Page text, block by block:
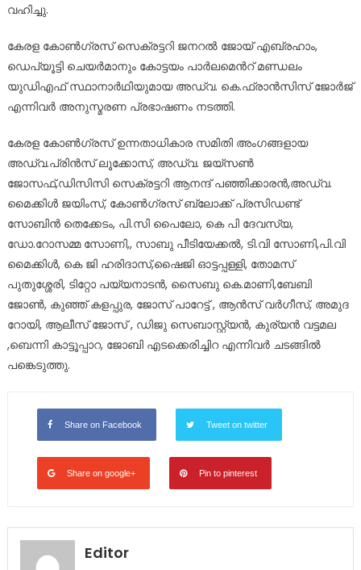
വഹിച്ചു.
കേരള കോൺഗ്രസ് സെക്രട്ടറി ജനറൽ ജോയ് എബ്രഹാം,
ഡെപ്യൂട്ടി ചെയർമാനും കോട്ടയം പാർലമെൻറ് മണ്ഡലം
യുഡിഎഫ് സ്ഥാനാർഥിയുമായ അഡ്വ. കെ.ഫ്രാൻസിസ് ജോർജ്
എന്നിവർ അനുസ്മരണ പ്രഭാഷണം നടത്തി.
കേരള കോൺഗ്രസ് ഉന്നതാധികാര സമിതി അംഗങ്ങളായ
അഡ്വ.പ്രിൻസ് ലൂക്കോസ്, അഡ്വ. ജയ്സൺ
ജോസഫ്,ഡിസിസി സെക്രട്ടറി ആനന്ദ് പഞ്ഞിക്കാരൻ,അഡ്വ.
മൈക്കിൾ ജയിംസ്, കോൺഗ്രസ് ബ്ലോക്ക് പ്രസിഡണ്ട്
സോബിൻ തെക്കേടം, പി.സി പൈലോ, കെ പി ദേവസ്യ,
ഡോ.റോസമ്മ സോണി,, സാബു പീടിയേക്കൽ, ടി.വി സോണി,പി.വി
മൈക്കിൾ, കെ ജി ഹരിദാസ്,ഷൈജി ഓട്ടപ്പള്ളി, തോമസ്
പുതുശ്ശേരി, ടിറ്റോ പയ്യനാടൻ, സൈബു കെ.മാണി,ബേബി
ജോൺ, കുഞ്ഞ് കളപ്പുര, ജോസ് പാറേട്ട് , ആൻസ് വർഗീസ്, അമുദ
റോയി, ആലീസ് ജോസ് , ഡിജു സെബാസ്റ്റ്യൻ, കുര്യൻ വട്ടമല
,ബെന്നി കാട്ടൂപ്പാറ, ജോബി എടക്കെരിച്ചിറ എന്നിവർ ചടങ്ങിൽ
പങ്കെടുത്തു.
Share on Facebook Tweet on twitter
Share on google+ Pin to pinterest
Editor